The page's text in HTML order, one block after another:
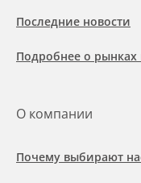
Последние новости
Подробнее о
О компании
Почему выбирают